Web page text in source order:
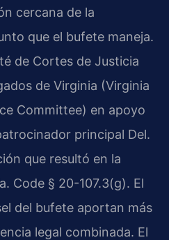
cercana de la
que el bufete maneja.
de Cortes de Justicia
de Virginia (Virginia
Committee) en apoyo
principal Del.
que resultó en la
Code § 20-107.3(g). El
del bufete aportan más
legal combinada. El